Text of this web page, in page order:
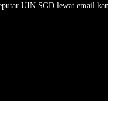
UIN SGD lewat email